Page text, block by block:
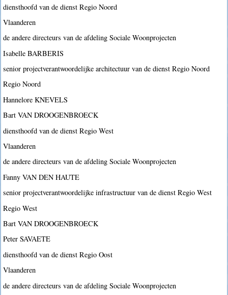
diensthoofd van de dienst Regio Noord
Vlaanderen
de andere directeurs van de afdeling Sociale Woonprojecten
Isabelle BARBERIS
senior projectverantwoordelijke architectuur van de dienst Regio Noord
Regio Noord
Hannelore KNEVELS
Bart VAN DROOGENBROECK
diensthoofd van de dienst Regio West
Vlaanderen
de andere directeurs van de afdeling Sociale Woonprojecten
Fanny VAN DEN HAUTE
senior projectverantwoordelijke infrastructuur van de dienst Regio West
Regio West
Bart VAN DROOGENBROECK
Peter SAVAETE
diensthoofd van de dienst Regio Oost
Vlaanderen
de andere directeurs van de afdeling Sociale Woonprojecten